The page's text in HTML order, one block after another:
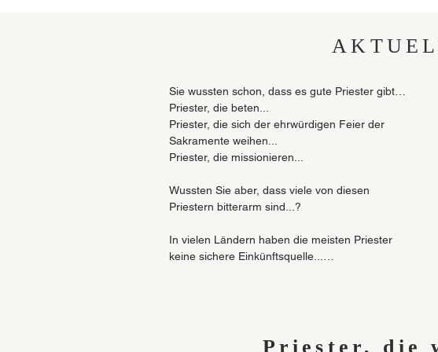
„Richtung“ an, unterstützen aber
und empfohlen werden. Mehrere der
Gemeinden bei. Dennoch haben wir
geistlichen Wohlstand beitragen.
Förderung gemeinnütziger Zwecke
Jahres eine gesonderte
Mit Ihrer Spende unterstützen Sie
Sie wussten schon, dass es gute Priester gibt…
Priester, die beten...
Priester, die sich der ehrwürdigen Feier der
Sakramente weihen...
Priester, die missionieren...
Wussten Sie aber, dass viele von diesen
Priestern bitterarm sind...?
In vielen Ländern haben die meisten Priester
keine sichere Einkünftsquelle...
Deswegen gibt es bei KANELA, e.V. einen
Priester, die